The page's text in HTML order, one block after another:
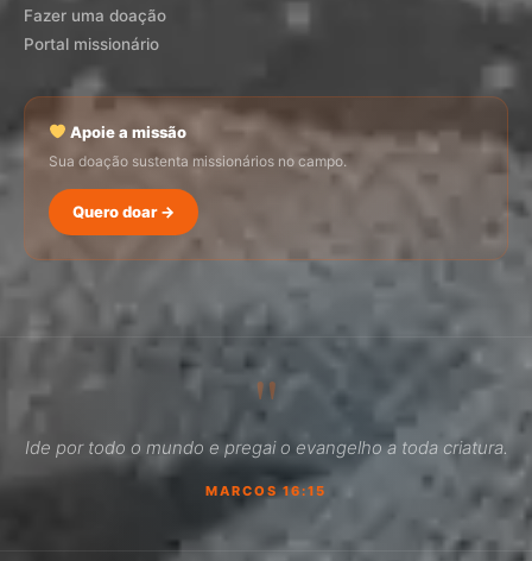
Fazer uma doação
Portal missionário
Apoie a missão
Sua doação sustenta missionários no campo.
Quero doar →
"
Ide por todo o mundo e pregai o evangelho a toda criatura.
MARCOS 16:15
Como faço para doar?